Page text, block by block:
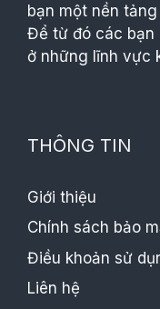
bạn một nền
Để từ đó các bạn
ở những lĩnh vực
THÔNG TIN
Giới thiệu
Chính sách bảo
Điều khoản sử
Liên hệ